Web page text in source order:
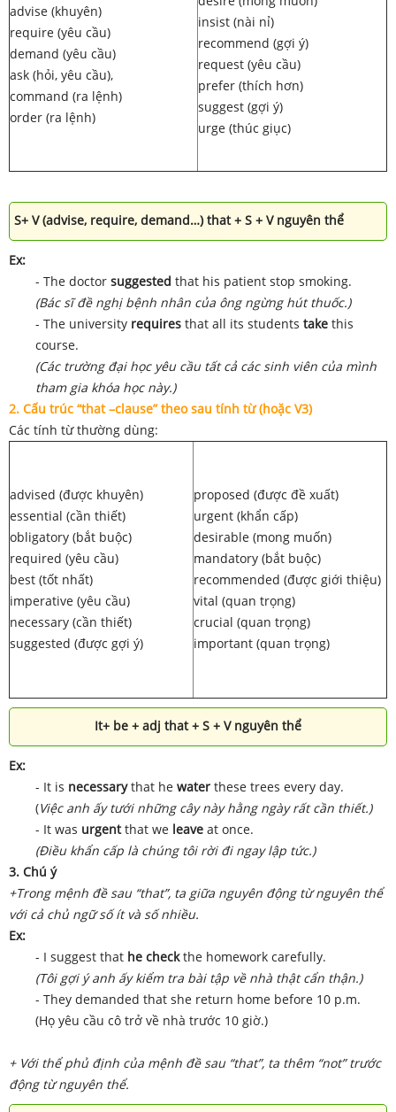
advise (khuyên)
require (yêu cầu)
demand (yêu cầu)
ask (hỏi, yêu cầu),
command (ra lệnh)
order (ra lệnh)
insist (nài nỉ)
recommend (gợi ý)
request (yêu cầu)
prefer (thích hơn)
suggest (gợi ý)
urge (thúc giục)
S+ V (advise, require, demand…) that + S + V nguyên thể
Ex:
- The doctor suggested that his patient stop smoking.
(Bác sĩ đề nghị bệnh nhân của ông ngừng hút thuốc.)
- The university requires that all its students take this
course.
(Các trường đại học yêu cầu tất cả các sinh viên của mình
tham gia khóa học này.)
2. Cấu trúc “that –clause” theo sau tính từ (hoặc V3)
Các tính từ thường dùng:
advised (được khuyên)
essential (cần thiết)
obligatory (bắt buộc)
required (yêu cầu)
best (tốt nhất)
imperative (yêu cầu)
necessary (cần thiết)
suggested (được gợi ý)
proposed (được đề xuất)
urgent (khẩn cấp)
desirable (mong muốn)
mandatory (bắt buộc)
recommended (được giới thiệu)
vital (quan trọng)
crucial (quan trọng)
important (quan trọng)
It+ be + adj that + S + V nguyên thể
Ex:
- It is necessarythat he water these trees every day.
(Việc anh ấy tưới những cây này hằng ngày rất cần thiết.)
- It was urgentthat we leave at once.
(Điều khẩn cấp là chúng tôi rời đi ngay lập tức.)
3. Chú ý
+Trong mệnh đề sau “that”, ta giữa nguyên động từ nguyên thể
với cả chủ ngữ số ít và số nhiều.
Ex:
- I suggest that he checkthe homework carefully.
(Tôi gợi ý anh ấy kiểm tra bài tập về nhà thật cẩn thận.)
- They demanded that she return home before 10 p.m.
(Họ yêu cầu cô trở về nhà trước 10 giờ.)
+ Với thể phủ định của mệnh đề sau “that”, ta thêm “not” trước
động từ nguyên thể.